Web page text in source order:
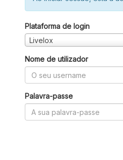
Plataforma de login
Livelox
Nome de utilizador
Palavra-passe